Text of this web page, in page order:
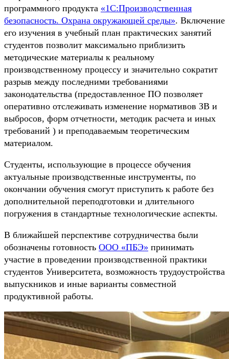
программного продукта «1С:Производственная
безопасность. Охрана окружающей среды». Включение
его изучения в учебный план практических занятий
студентов позволит максимально приблизить
методические материалы к реальному
производственному процессу и значительно сократит
разрыв между последними требованиями
законодательства (предоставленное ПО позволяет
оперативно отслеживать изменение нормативов ЗВ и
выбросов, форм отчетности, методик расчета и иных
требований ) и преподаваемым теоретическим
материалом.
Студенты, использующие в процессе обучения
актуальные производственные инструменты, по
окончании обучения смогут приступить к работе без
дополнительной переподготовки и длительного
погружения в стандартные технологические аспекты.
В ближайшей перспективе сотрудничества были
обозначены готовность ООО «ПБЭ» принимать
участие в проведении производственной практики
студентов Университета, возможность трудоустройства
выпускников и иные варианты совместной
продуктивной работы.